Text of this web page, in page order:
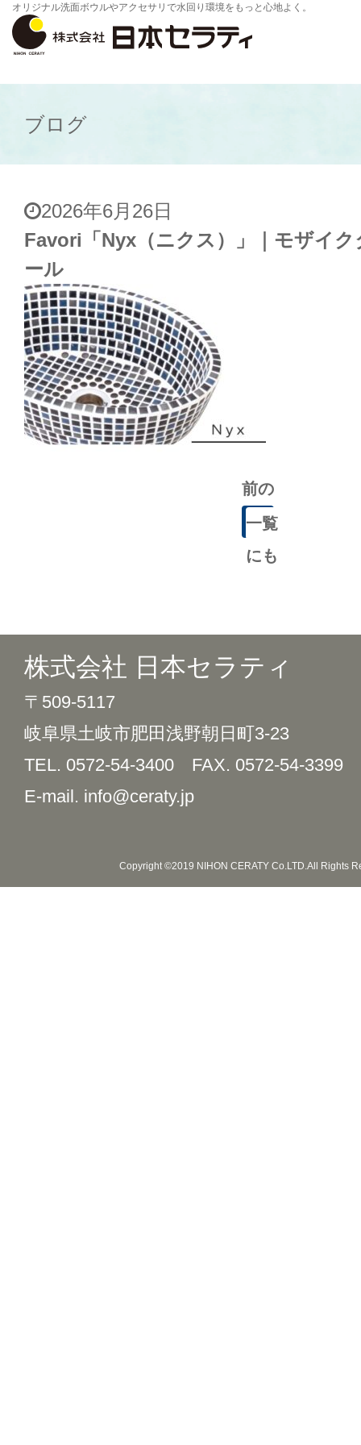
オリジナル洗面ボウルやアクセサリで水回り環境をもっと心地よく。
ブログ
2026年6月26日
Favori「Nyx（ニクス）」｜モザイ
ール
前の
記事
一覧
にも
株式会社 日本セラティ
〒509-5117
岐阜県土岐市肥田浅野朝日町3-23
TEL. 0572-54-3400 FAX. 0572-54-3399
E-mail. info@ceraty.jp
Copyright ©2019 NIHON CERATY Co.LTD.All Rights